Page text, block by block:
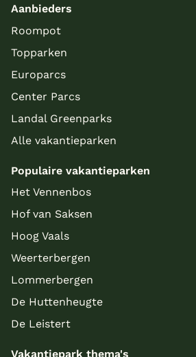
Aanbieders
Roompot
Topparken
Europarcs
Center Parcs
Landal Greenparks
Alle vakantieparken
Populaire vakantieparken
Het Vennenbos
Hof van Saksen
Hoog Vaals
Weerterbergen
Lommerbergen
De Huttenheugte
De Leistert
Vakantiepark thema's